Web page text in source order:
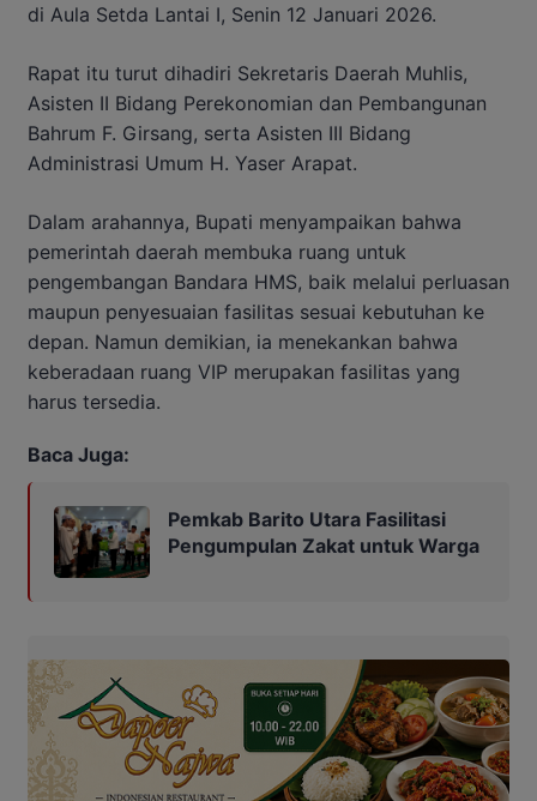
di Aula Setda Lantai I, Senin 12 Januari 2026.
Rapat itu turut dihadiri Sekretaris Daerah Muhlis,
Asisten II Bidang Perekonomian dan Pembangunan
Bahrum F. Girsang, serta Asisten III Bidang
Administrasi Umum H. Yaser Arapat.
Dalam arahannya, Bupati menyampaikan bahwa
pemerintah daerah membuka ruang untuk
pengembangan Bandara HMS, baik melalui perluasan
maupun penyesuaian fasilitas sesuai kebutuhan ke
depan. Namun demikian, ia menekankan bahwa
keberadaan ruang VIP merupakan fasilitas yang
harus tersedia.
Baca Juga:
Pemkab Barito Utara Fasilitasi
Pengumpulan Zakat untuk Warga